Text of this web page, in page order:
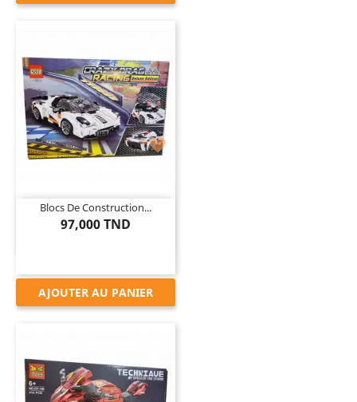

Blocs De Construction...
97,000 TND
AJOUTER AU PANIER